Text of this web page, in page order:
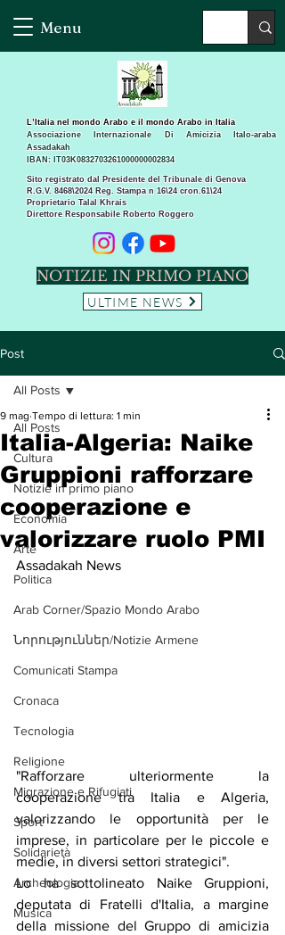
Menu
Sito registrato dal Presidente del Tribunale di Genova
R.G.V. 8468\2024 Reg. Stampa n 16\24 cron.61\24 ​
Proprietario Talal Khrais
Direttore Responsabile Roberto Roggero
L’Italia nel mondo Arabo e il mondo Arabo in Italia
Associazione Internazionale Di Amicizia Italo-araba
Assadakah
IBAN: IT03K0832703261000000002834
NOTIZIE IN PRIMO PIANO
ULTIME NEWS
Post
All Posts
Cultura
Notizie in primo piano
Economia
Arte
Politica
Arab Corner/Spazio Mondo Arabo
Նորություններ/Notizie Armene
Comunicati Stampa
Cronaca
Tecnologia
Religione
Migrazione e Rifugiati
Sport
Solidarietà
Archeologia
Musica
All Posts
Italia-Algeria: Naike
Gruppioni rafforzare
cooperazione e
valorizzare ruolo PMI
9 mag Tempo di lettura: 1 min
Assadakah News
"Rafforzare ulteriormente la
cooperazione tra Italia e Algeria,
valorizzando le opportunità per le
imprese, in particolare per le piccole e
medie, in diversi settori strategici".
Lo ha sottolineato Naike Gruppioni,
deputata di Fratelli d'Italia, a margine
della missione del Gruppo di amicizia